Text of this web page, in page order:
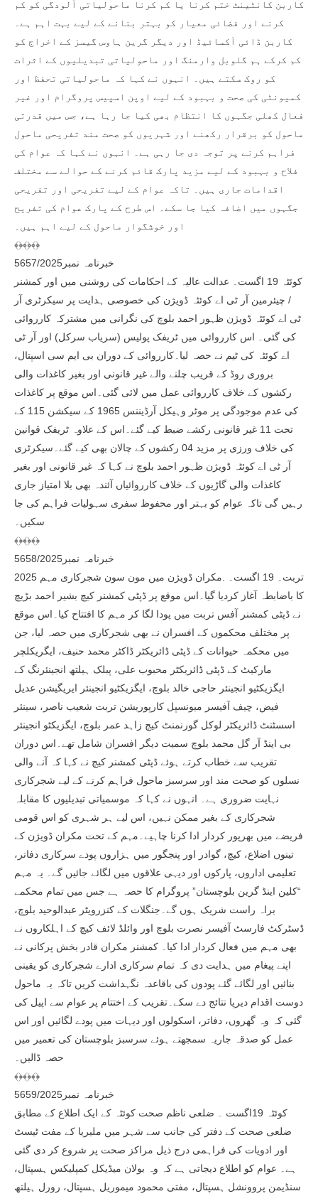
کاربن کانٹینٹ ختم کرنا یا کم کرنا ماحولیاتی آلودگی کو کم
کرنے اور فضائی معیار کو بہتر بنانے کے لیے بہت اہم ہے۔
کاربن ڈائی آکسائیڈ اور دیگر گرین ہاوس گیسز کے اخراج کو
کم کرکے ہم گلوبل وارمنگ اور ماحولیاتی تبدیلیوں کے اثرات
کو روک سکتے ہیں۔ انہوں نے کہا کہ ماحولیاتی تحفظ اور
کمیونٹی کی صحت و بہبود کے لیے اوپن اسپیس پروگرام اور غیر
فعال کھلی جگہوں کا انتظام بھی کیا جا رہا ہے، جس میں قدرتی
ماحول کو برقرار رکھنے اور شہریوں کو صحت مند تفریحی ماحول
فراہم کرنے پر توجہ دی جا رہی ہے۔ انہوں نے کہا کہ عوام کی
فلاح و بہبود کے لیے مزید پارک قائم کرنے کے حوالے سے مختلف
اقدامات جاری ہیں۔ تاکہ عوام کے لیے تفریحی اور تفریحی
جگہوں میں اضافہ کیا جا سکے۔ اس طرح کے پارک عوام کی تفریح
اور خوشگوار ماحول کے لیے اہم ہیں۔
﴾﴿﴾﴿﴾﴿
خبرنامہ نمبر5657/2025
کوئٹہ 19 اگست۔ عدالت عالیہ کے احکامات کی روشنی میں اور کمشنر
/ چیئرمین آر ٹی اے کوئٹہ ڈویژن کی خصوصی ہدایت پر سیکرٹری آر
ٹی اے کوئٹہ ڈویژن ظہور احمد بلوچ کی نگرانی میں مشترکہ کارروائی
کی گئی۔ اس کارروائی میں ٹریفک پولیس (سریاب سرکل) اور آر ٹی
اے کوئٹہ کی ٹیم نے حصہ لیا۔کارروائی کے دوران بی ایم سی اسپتال،
بروری روڈ کے قریب چلنے والے غیر قانونی اور بغیر کاغذات والی
رکشوں کے خلاف کارروائی عمل میں لائی گئی۔اس موقع پر کاغذات
کی عدم موجودگی پر موٹر وہیکل آرڈیننس 1965 کے سیکشن 115 کے
تحت 11 غیر قانونی رکشے ضبط کیے گئے۔اس کے علاوہ ٹریفک قوانین
کی خلاف ورزی پر مزید 04 رکشوں کے چالان بھی کیے گئے۔سیکرٹری
آر ٹی اے کوئٹہ ڈویژن ظہور احمد بلوچ نے کہا کہ غیر قانونی اور بغیر
کاغذات والی گاڑیوں کے خلاف کارروائیاں آئندہ بھی بلا امتیاز جاری
رہیں گی تاکہ عوام کو بہتر اور محفوظ سفری سہولیات فراہم کی جا
سکیں۔
﴾﴿﴾﴿﴾﴿
خبرنامہ نمبر5658/2025
تربت۔ 19 اگست۔ .مکران ڈویژن میں مون سون شجرکاری مہم 2025
کا باضابطہ آغاز کردیا گیا۔اس موقع پر ڈپٹی کمشنر کیچ بشیر احمد بڑیچ
نے ڈپٹی کمشنر آفس تربت میں پودا لگا کر مہم کا افتتاح کیا۔اس موقع
پر مختلف محکموں کے افسران نے بھی شجرکاری میں حصہ لیا، جن
میں محکمہ حیوانات کے ڈپٹی ڈائریکٹر ڈاکٹر محمد حنیف، ایگریکلچر
مارکیٹ کے ڈپٹی ڈائریکٹر محبوب علی، پبلک ہیلتھ انجینئرنگ کے
ایگزیکٹیو انجینئر حاجی خالد بلوچ، ایگزیکٹیو انجینئر ایریگیشن عدیل
فیض، چیف آفیسر میونسپل کارپوریشن تربت شعیب ناصر، سینئر
اسسٹنٹ ڈائریکٹر لوکل گورنمنٹ کیچ زاہد عمر بلوچ، ایگزیکٹو انجینئر
بی اینڈ آر گل محمد بلوچ سمیت دیگر افسران شامل تھے۔اس دوران
تقریب سے خطاب کرتے ہوئے ڈپٹی کمشنر کیچ نے کہا کہ آنے والی
نسلوں کو صحت مند اور سرسبز ماحول فراہم کرنے کے لیے شجرکاری
نہایت ضروری ہے۔ انہوں نے کہا کہ موسمیاتی تبدیلیوں کا مقابلہ
شجرکاری کے بغیر ممکن نہیں، اس لیے ہر شہری کو اس قومی
فریضے میں بھرپور کردار ادا کرنا چاہیے۔مہم کے تحت مکران ڈویژن کے
تینوں اضلاع، کیچ، گوادر اور پنجگور میں ہزاروں پودے سرکاری دفاتر،
تعلیمی اداروں، پارکوں اور دیہی علاقوں میں لگائے جائیں گے۔ یہ مہم
“کلین اینڈ گرین بلوچستان” پروگرام کا حصہ ہے جس میں تمام محکمے
براہ راست شریک ہوں گے۔جنگلات کے کنزرویٹر عبدالوحید بلوچ،
ڈسٹرکٹ فارسٹ آفیسر نصرت بلوچ اور وائلڈ لائف کیچ کے اہلکاروں نے
بھی مہم میں فعال کردار ادا کیا۔ کمشنر مکران قادر بخش پرکانی نے
اپنے پیغام میں ہدایت دی کہ تمام سرکاری ادارے شجرکاری کو یقینی
بنائیں اور لگائے گئے پودوں کی باقاعدہ نگہداشت کریں تاکہ یہ ماحول
دوست اقدام دیرپا نتائج دے سکے۔تقریب کے اختتام پر عوام سے اپیل کی
گئی کہ وہ گھروں، دفاتر، اسکولوں اور دیہات میں پودے لگائیں اور اس
عمل کو صدقہ جاریہ سمجھتے ہوئے سرسبز بلوچستان کی تعمیر میں
حصہ ڈالیں۔
﴾﴿﴾﴿﴾﴿
خبرنامہ نمبر5659/2025
کوئٹہ 19اگست ۔ ضلعی ناظم صحت کوئٹہ کے ایک اطلاع کے مطابق
ضلعی صحت کے دفتر کی جانب سے شہر میں ملیریا کے مفت ٹیسٹ
اور ادویات کی فراہمی درج ذیل مراکز صحت پر شروع کر دی گئی
ہے۔ عوام کو اطلاع دیجاتی ہے کہ وہ بولان میڈیکل کمپلیکس ہسپتال،
سنڈیمن پروونشل ہسپتال، مفتی محمود میموریل ہسپتال، رورل ہیلتھ